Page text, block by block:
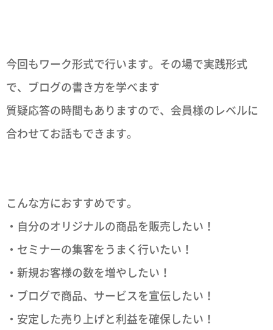
今回もワーク形式で行います。その場で実践形式
で、ブログの書き方を学べます
質疑応答の時間もありますので、会員様のレベルに
合わせてお話もできます。
こんな方におすすめです。
・自分のオリジナルの商品を販売したい！
・セミナーの集客をうまく行いたい！
・新規お客様の数を増やしたい！
・ブログで商品、サービスを宣伝したい！
・安定した売り上げと利益を確保したい！